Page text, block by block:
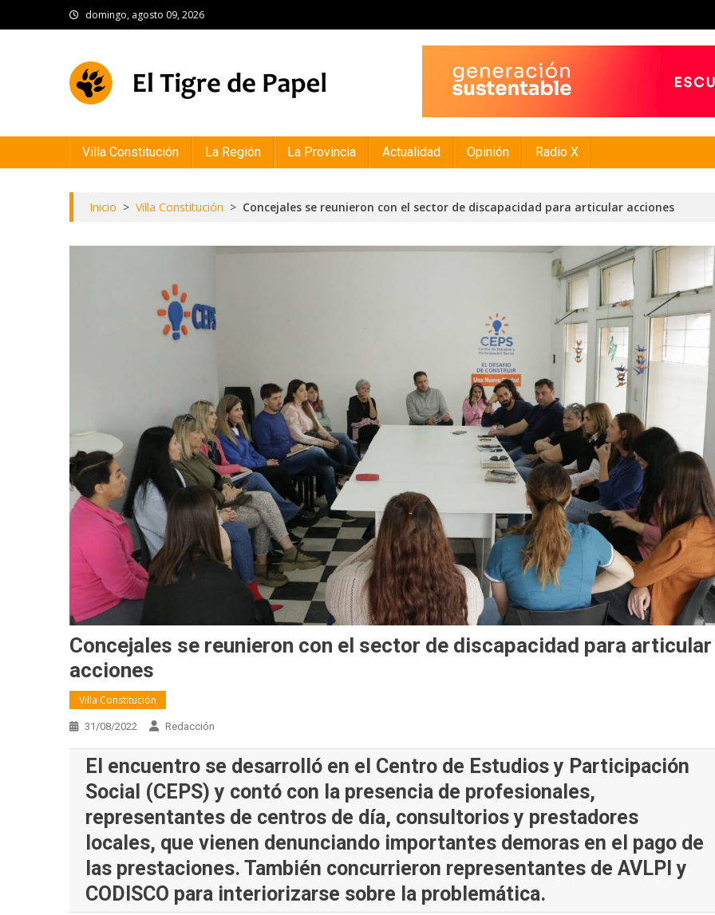
to
domingo, agosto 09, 2026
Villa Constitución La Región La Provincia Actualidad Opinión Radio X
Inicio > Villa Constitución > Concejales se reunieron con el sector de discapacidad para articular acciones
Concejales se reunieron con el sector de discapacidad para articular
acciones
Villa Constitución
31/08/2022 Redacción
El encuentro se desarrolló en el Centro de Estudios y Participación
Social (CEPS) y contó con la presencia de profesionales,
representantes de centros de día, consultorios y prestadores
locales, que vienen denunciando importantes demoras en el pago de
las prestaciones. También concurrieron representantes de AVLPI y
CODISCO para interiorizarse sobre la problemática.